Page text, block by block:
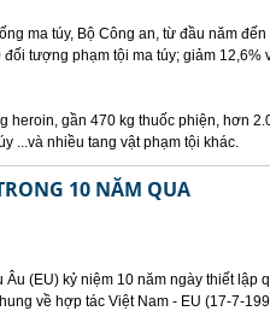
ma túy, Bộ Công an, từ đầu năm
tượng phạm tội ma túy; giảm 12,6%
heroin, gần 470 kg thuốc phiện, hơn
...và nhiều tang vật phạm tội khác.
10 NĂM QUA
Âu (EU) kỷ niệm 10 năm ngày thiết lập
về hợp tác Việt Nam - EU (17-7-